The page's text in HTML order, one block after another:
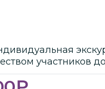
участников до